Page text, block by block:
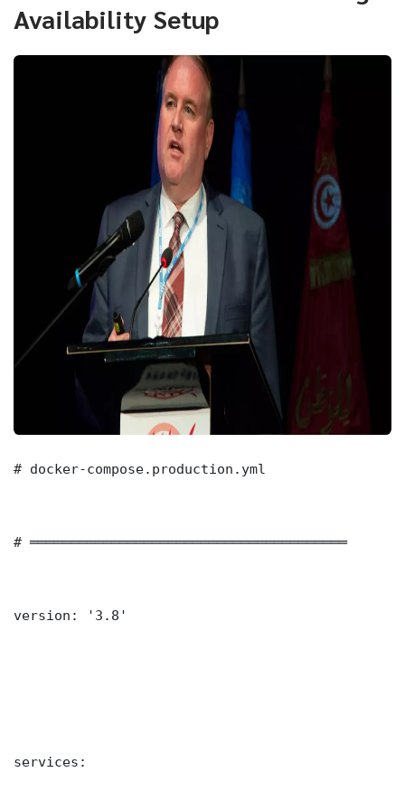
Availability Setup
# docker-compose.production.yml
# ═══════════════════════════════════════
version: '3.8'
services: